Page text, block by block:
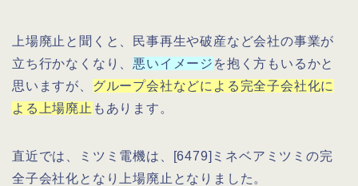
上場廃止と聞くと、民事再生や破産など会社の事業が
立ち行かなくなり、 悪いイメージ を抱く方もいるかと
思いますが、 グループ会社などによる完全子会社化に
よる上場廃止 もあります。
直近では、ミツミ電機は、[6479]ミネベアミツミの完
全子会社化となり上場廃止となりました。